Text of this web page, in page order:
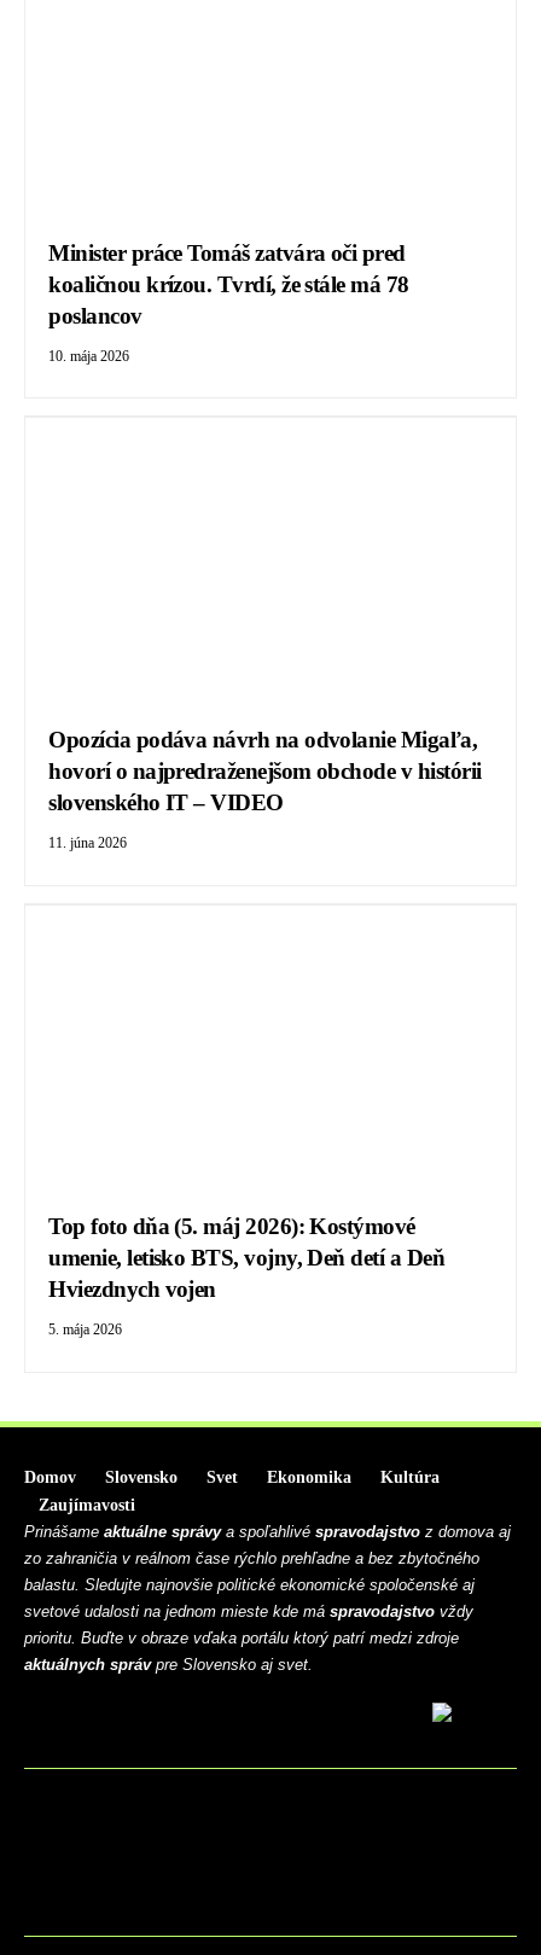
Minister práce Tomáš zatvára oči pred
koaličnou krízou. Tvrdí, že stále má 78
poslancov
10. mája 2026
Opozícia podáva návrh na odvolanie Migaľa,
hovorí o najpredraženejšom obchode v histórii
slovenského IT – VIDEO
11. júna 2026
Top foto dňa (5. máj 2026): Kostýmové
umenie, letisko BTS, vojny, Deň detí a Deň
Hviezdnych vojen
5. mája 2026
Domov Slovensko Svet Ekonomika
Kultúra
Zaujímavosti
Prinášame aktuálne správya spoľahlivé spravodajstvo z domova aj
zo zahraničia v reálnom čase rýchlo prehľadne a bez zbytočného
balastu. Sledujte najnovšie politické ekonomické spoločenské aj
svetové udalosti na jednom mieste kde má spravodajstvo vždy
prioritu. Buďte v obraze vďaka portálu ktorý patrí medzi zdroje
aktuálnych správpre Slovensko aj svet.